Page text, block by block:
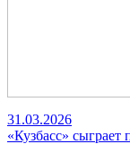
31.03.2026
«Кузбасс»